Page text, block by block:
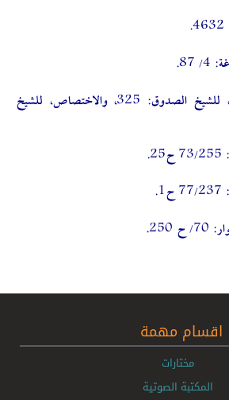
87.
- الخصال، للشيخ الصدوق: 325، والاختصاص، للشيخ
250.
اقسام مهمة
مختارات
المكتبة الصوتية